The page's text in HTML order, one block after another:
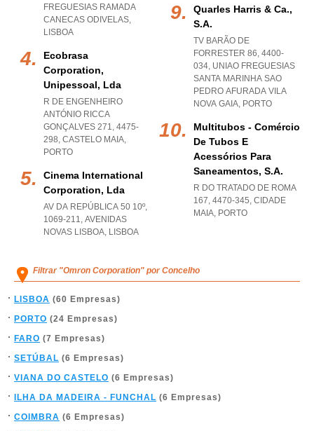
FREGUESIAS RAMADA
CANECAS ODIVELAS,
LISBOA
Ecobrasa
Corporation,
Unipessoal, Lda
R DE ENGENHEIRO
ANTÓNIO RICCA
GONÇALVES 271, 4475-
298, CASTELO MAIA,
PORTO
Cinema International
Corporation, Lda
AV DA REPÚBLICA 50 10º,
1069-211, AVENIDAS
NOVAS LISBOA, LISBOA
Quarles Harris & Ca.,
S.a.
TV BARÃO DE
FORRESTER 86, 4400-
034, UNIAO FREGUESIAS
SANTA MARINHA SAO
PEDRO AFURADA VILA
NOVA GAIA, PORTO
Multitubos - Comércio
De Tubos E
Acessórios Para
Saneamentos, S.a.
R DO TRATADO DE ROMA
167, 4470-345, CIDADE
MAIA, PORTO
Filtrar "Omron Corporation" por Concelho
LISBOA (60 Empresas)
PORTO (24 Empresas)
FARO (7 Empresas)
SETÚBAL (6 Empresas)
VIANA DO CASTELO (6 Empresas)
ILHA DA MADEIRA - FUNCHAL (6 Empresas)
COIMBRA (6 Empresas)